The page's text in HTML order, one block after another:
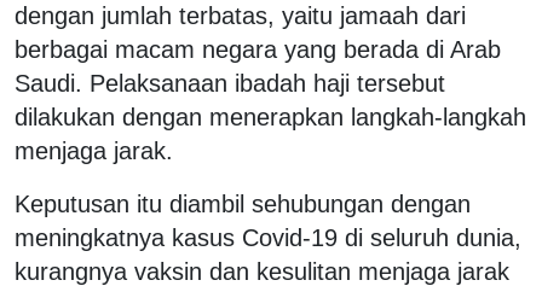
dengan jumlah terbatas, yaitu jamaah dari
berbagai macam negara yang berada di Arab
Saudi. Pelaksanaan ibadah haji tersebut
dilakukan dengan menerapkan langkah-langkah
menjaga jarak.
Keputusan itu diambil sehubungan dengan
meningkatnya kasus Covid-19 di seluruh dunia,
kurangnya vaksin dan kesulitan menjaga jarak